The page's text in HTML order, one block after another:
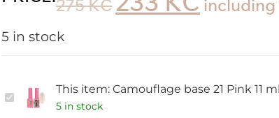
275KČ including
5 in stock
Camouflage
base
This item: Camouflage base 21 Pink 11 ml
5 in stock